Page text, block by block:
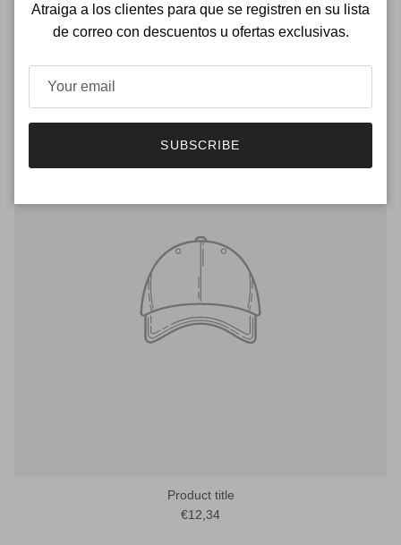
Product title
Product title
€12,34
Atraiga a los clientes para que se registren en su lista
de correo con descuentos u ofertas exclusivas.
SUBSCRIBE